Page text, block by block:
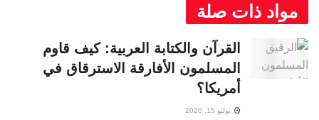
مواد ذات صلة
القرآن والكتابة العربية: كيف قاوم
المسلمون الأفارقة الاسترقاق في
أمريكا؟
يوليو 15, 2026